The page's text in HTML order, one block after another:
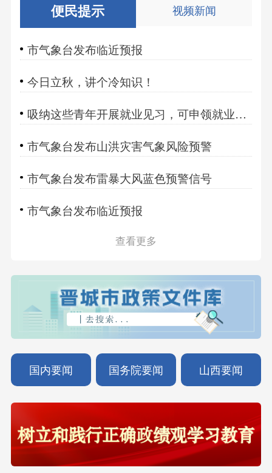
便民提示 视频新闻
市气象台发布临近预报
今日立秋，讲个冷知识！
吸纳这些青年开展就业见习，可申领就业见习补贴！
市气象台发布山洪灾害气象风险预警
市气象台发布雷暴大风蓝色预警信号
市气象台发布临近预报
查看更多
国内要闻 国务院要闻 山西要闻